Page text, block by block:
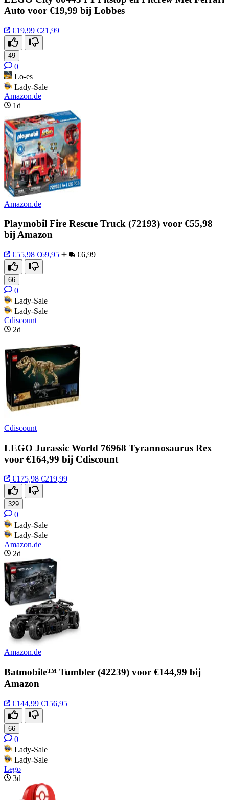
Auto voor €19,99 bij Lobbes
€19,99 €21,99
49
0
Lo-es
Lady-Sale
Amazon.de
1d
Amazon.de
Playmobil Fire Rescue Truck (72193) voor €55,98
bij Amazon
€55,98 €69,95 €6,99
66
0
Lady-Sale
Lady-Sale
Cdiscount
2d
Cdiscount
LEGO Jurassic World 76968 Tyrannosaurus Rex
voor €164,99 bij Cdiscount
€175,98 €219,99
329
0
Lady-Sale
Lady-Sale
Amazon.de
2d
Amazon.de
Batmobile™ Tumbler (42239) voor €144,99 bij
Amazon
€144,99 €156,95
66
0
Lady-Sale
Lady-Sale
Lego
3d